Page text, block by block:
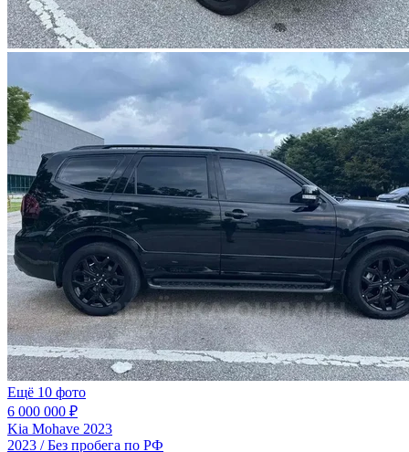
Ещё 10 фото
6 000 000 ₽
Kia Mohave 2023
2023 / Без пробега по РФ